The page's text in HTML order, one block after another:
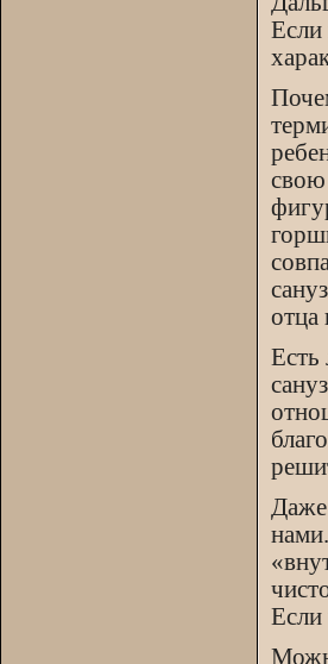
Если
свою
отца
Есть
Если